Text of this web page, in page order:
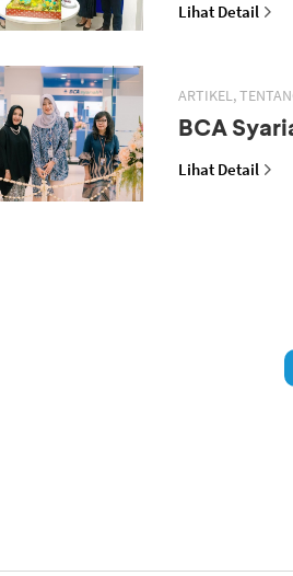
Lihat Detail
ARTIKEL,
BCA
Lihat Detail